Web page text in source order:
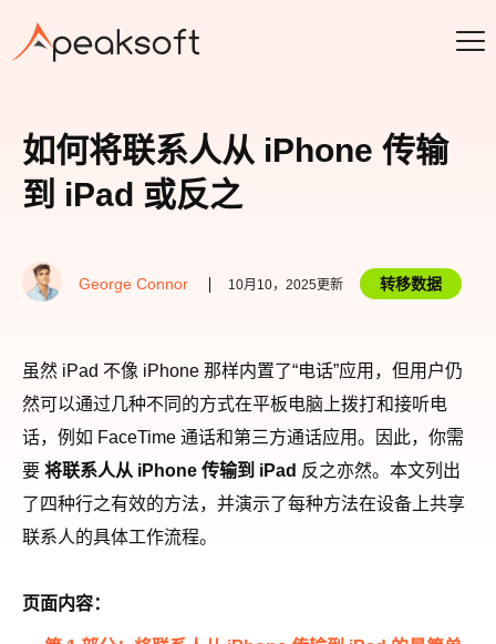
如何将联系人从 iPhone 传输
到 iPad 或反之
George Connor 10月10，2025更新 转移数据
虽然 iPad 不像 iPhone 那样内置了“电话”应用，但用户仍
然可以通过几种不同的方式在平板电脑上拨打和接听电
话，例如 FaceTime 通话和第三方通话应用。因此，你需
要 将联系人从 iPhone 传输到 iPad 反之亦然。本文列出
了四种行之有效的方法，并演示了每种方法在设备上共享
联系人的具体工作流程。
页面内容：